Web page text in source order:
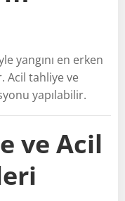
yangını en erken
Acil tahliye ve
yapılabilir.
ve Acil